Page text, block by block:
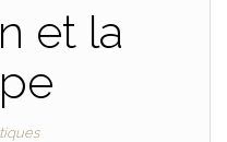
et la